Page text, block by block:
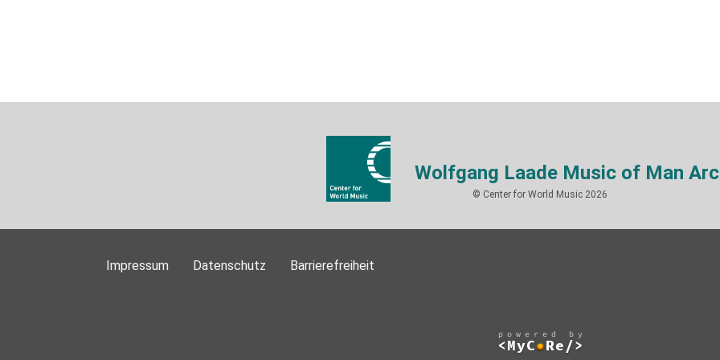
Wolfgang Laade Music of Man
© Center for World Music 2026
Impressum Datenschutz Barrierefreiheit